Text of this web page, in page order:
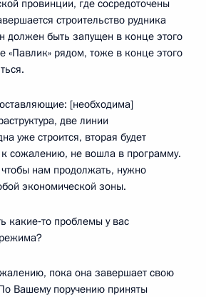
провинции, где сосредоточены
строительство рудника
должен быть запущен в конце этого
«Павлик» рядом, тоже в конце этого
[необходима]
две линии
уже строится, вторая будет
к сожалению, не вошла в программу.
нам продолжать, нужно
экономической зоны.
какие‑то проблемы у вас
пока она завершает свою
Вашему поручению приняты